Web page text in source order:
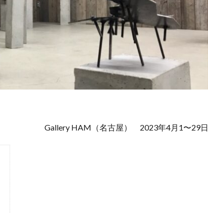
Gallery HAM（名古屋） 2023年4月1〜29日